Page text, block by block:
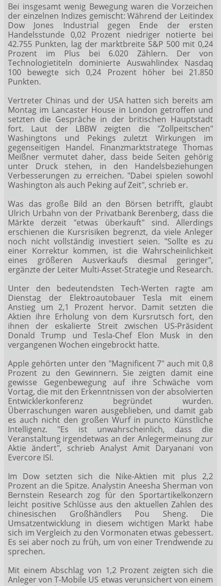
Bei insgesamt wenig Bewegung waren die Vorzeichen
der einzelnen Indizes gemischt: Während der Leitindex
Dow Jones Industrial gegen Ende der ersten
Handelsstunde 0,02 Prozent niedriger notierte bei
42.755 Punkten, lag der marktbreite S&P 500 mit 0,24
Prozent im Plus bei 6.020 Zählern. Der von
Technologietiteln dominierte Auswahlindex Nasdaq
100 bewegte sich 0,24 Prozent höher bei 21.850
Punkten.
Vertreter Chinas und der USA hatten sich bereits am
Montag im Lancaster House in London getroffen und
setzten die Gespräche in der britischen Hauptstadt
fort. Laut der LBBW zeigten die "Zollpeitschen"
Washingtons und Pekings zuletzt Wirkungen im
gegenseitigen Handel. Finanzmarktstratege Thomas
Meißner vermutet daher, dass beide Seiten gehörig
unter Druck stehen, in den Handelsbeziehungen
Verbesserungen zu erreichen. "Dabei spielen sowohl
Washington als auch Peking auf Zeit", schrieb er.
Was das große Bild an den Börsen betrifft, glaubt
Ulrich Urbahn von der Privatbank Berenberg, dass die
Märkte derzeit "etwas überkauft" sind. Allerdings
erschienen die Kursrisiken begrenzt, da viele Anleger
noch nicht vollständig investiert seien. "Sollte es zu
einer Korrektur kommen, ist die Wahrscheinlichkeit
eines größeren Ausverkaufs diesmal geringer",
ergänzte der Leiter Multi-Asset-Strategie und Research.
Unter den bedeutendsten Tech-Werten ragte am
Dienstag der Elektroautobauer Tesla mit einem
Anstieg um 2,1 Prozent hervor. Damit setzten die
Aktien ihre Erholung von dem Kursrutsch fort, den
ihnen der eskalierte Streit zwischen US-Präsident
Donald Trump und Tesla-Chef Elon Musk in den
vergangenen Wochen eingebrockt hatte.
Apple gehörten unter den "Magnificent 7" auch mit 0,8
Prozent zu den Gewinnern. Sie zeigten damit eine
gewisse Gegenbewegung auf ihre Schwäche vom
Vortag, die mit den Erkenntnissen von der absolvierten
Entwicklerkonferenz begründet wurden.
Überraschungen waren ausgeblieben, und damit gab
es auch nicht den großen Wurf in puncto Künstliche
Intelligenz. "Es ist unwahrscheinlich, dass die
Veranstaltung irgendetwas an der Anlegermeinung zur
Aktie ändert", schrieb Analyst Amit Daryanani von
Evercore ISI.
Im Dow setzten sich die Nike-Aktien mit plus 2,2
Prozent an die Spitze. Analystin Aneesha Sherman von
Bernstein Research zog für den Sportartikelkonzern
leicht positive Schlüsse aus den aktuellen Zahlen des
chinesischen Großhändlers Pou Sheng. Die
Umsatzentwicklung in diesem wichtigen Markt habe
sich im Vergleich zu den Vormonaten etwas gebessert.
Es sei aber noch zu früh, um von einer Trendwende zu
sprechen.
Mit einem Abschlag von 1,2 Prozent zeigten sich die
Anleger von T-Mobile US etwas verunsichert von einem